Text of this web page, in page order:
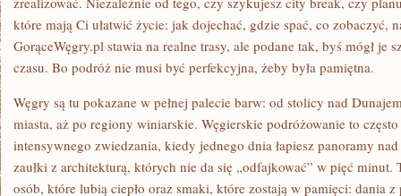
które mają Ci ułatwić życie: jak dojechać, gdzie spać, co zobaczyć,
GorąceWęgry.pl stawia na realne trasy, ale podane tak, byś mógł je
czasu. Bo podróż nie musi być perfekcyjna, żeby była pamiętna.
Węgry są tu pokazane w pełnej palecie barw: od stolicy nad
miasta, aż po regiony winiarskie. Węgierskie podróżowanie to
intensywnego zwiedzania, kiedy jednego dnia łapiesz panoramy
zaułki z architekturą, których nie da się „odfajkować” w pięć minut.
osób, które lubią ciepło oraz smaki, które zostają w pamięci: dania